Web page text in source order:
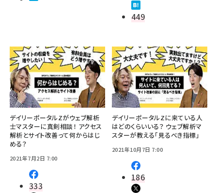
449
デイリーポータルZがウェブ解析
士マスターに真剣相談！ アクセス
解析とサイト改善って何からはじ
める？
2021年7月2日 7:00
333
デイリーポータルZに来ている人
はどのくらいいる？ ウェブ解析マ
スターが教える「見るべき指標」
2021年10月7日 7:00
186